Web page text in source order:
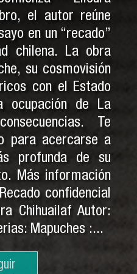
el autor reúne
en un “recado”
chilena. La obra
su cosmovisión
con el Estado
ocupación de La
Te
para acercarse a
profunda de su
Más información
confidencial
Chihuailaf Autor:
Mapuches :...